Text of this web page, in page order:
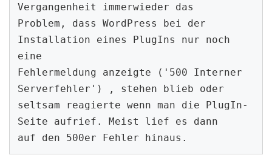
Vergangenheit immerwieder das
Problem, dass WordPress bei der
Installation eines PlugIns nur noch
eine
Fehlermeldung anzeigte ('500 Interner
Serverfehler') , stehen blieb oder
seltsam reagierte wenn man die PlugIn-
Seite aufrief. Meist lief es dann
auf den 500er Fehler hinaus.